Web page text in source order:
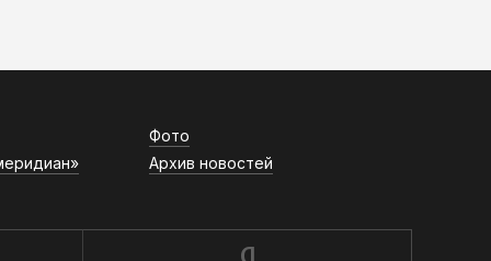
Фото
Архив новостей